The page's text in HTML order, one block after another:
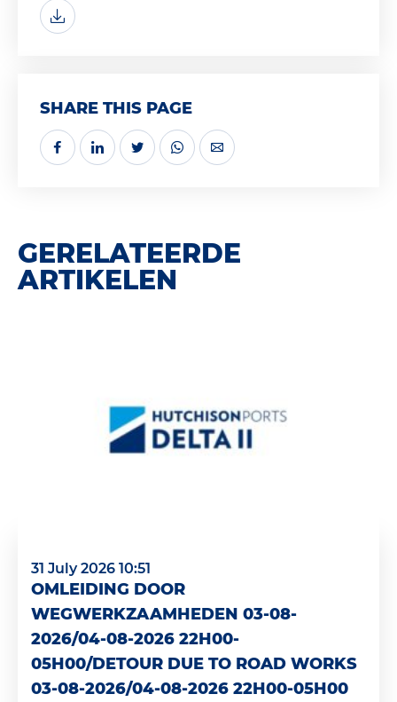
SHARE THIS PAGE
GERELATEERDE
ARTIKELEN
31 July 2026 10:51
OMLEIDING DOOR
WEGWERKZAAMHEDEN 03-08-
2026/04-08-2026 22H00-
05H00/DETOUR DUE TO ROAD WORKS
03-08-2026/04-08-2026 22H00-05H00